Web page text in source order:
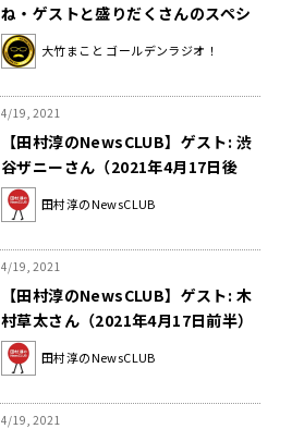
ね・ゲストと盛りだくさんのスペシ
ャルウィークスタート！
大竹まこと ゴールデンラジオ！
4/19, 2021
【田村淳のNewsCLUB】ゲスト: 渋
谷ザニーさん（2021年4月17日後
半）
田村淳のNewsCLUB
4/19, 2021
【田村淳のNewsCLUB】ゲスト: 木
村草太さん（2021年4月17日前半）
田村淳のNewsCLUB
4/19, 2021